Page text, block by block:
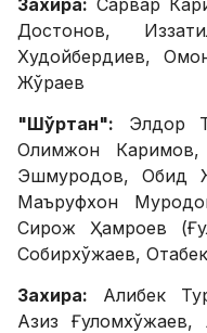
Достонов,
Худойбердиев,
Жўраев
"Шўртан": Элдор
Олимжон
Эшмуродов, Обид
Маъруфхон
Сирож Ҳамроев
Собирхўжаев,
Захира: Алибек
Азиз